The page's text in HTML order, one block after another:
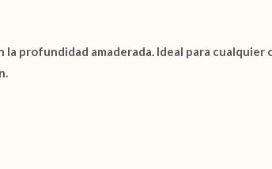
profundidad amaderada. Ideal para cualquier